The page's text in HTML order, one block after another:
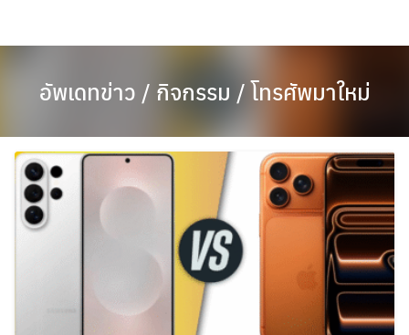
อัพเดทข่าว / กิจกรรม / โทรศัพมาใหม่